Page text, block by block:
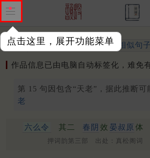
点击这里，展开功能菜单
作品 标注四声 出处、引用 相似句子
作品信息已由电脑自动标签化，难免
第 15 句因包含“天老”，据此推断可
老
六么令 其二 春阴 效 晏叔原 体
押词韵第三部 出处：真松阁词